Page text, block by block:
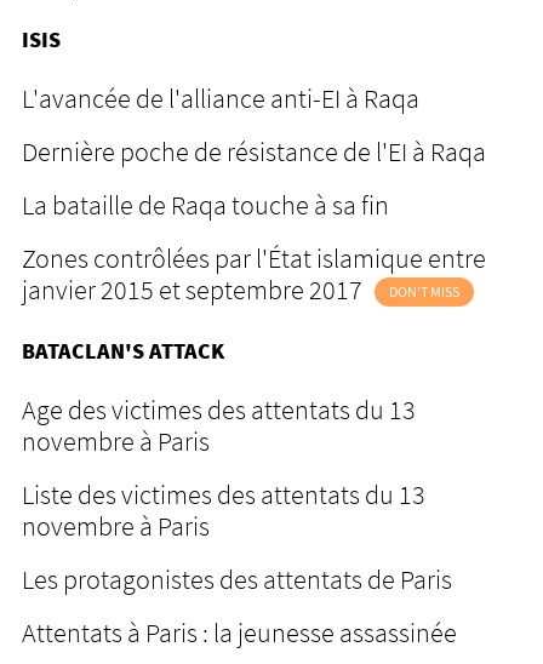
ISIS
L'avancée de l'alliance anti-EI à Raqa
Dernière poche de résistance de l'EI à Raqa
La bataille de Raqa touche à sa fin
Zones contrôlées par l'État islamique entre
janvier 2015 et septembre 2017
DON'T MISS
BATACLAN'S ATTACK
Age des victimes des attentats du 13
novembre à Paris
Liste des victimes des attentats du 13
novembre à Paris
Les protagonistes des attentats de Paris
Attentats à Paris : la jeunesse assassinée